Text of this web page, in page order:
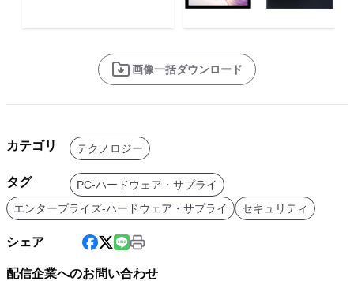
画像一括ダウンロード
カテゴリ テクノロジー
タグ
PC-ハードウェア・サプライ
エンタープライズ-ハードウェア・サプライ
セキュリティ
シェア
配信企業へのお問い合わせ